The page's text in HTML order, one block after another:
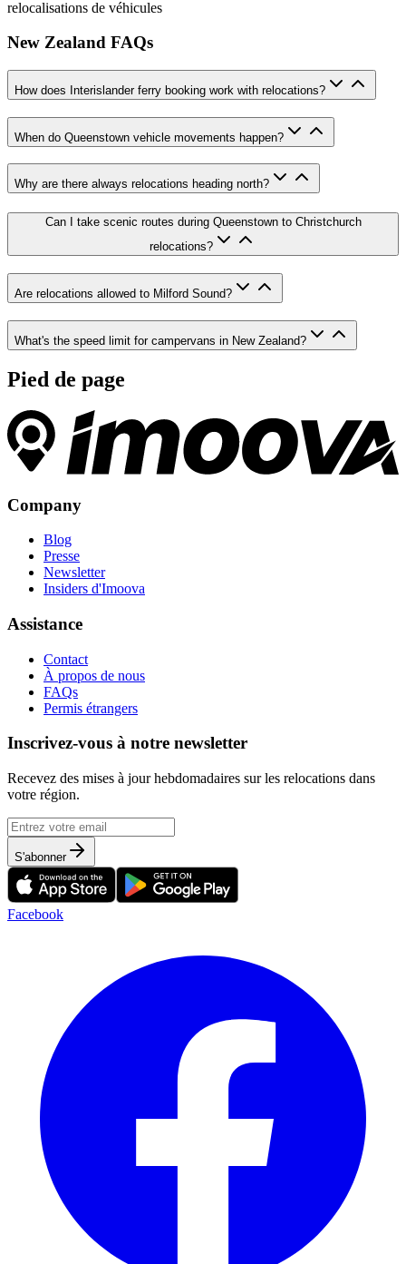
relocalisations de véhicules
New Zealand FAQs
How does Interislander ferry booking work with relocations?
When do Queenstown vehicle movements happen?
Why are there always relocations heading north?
Can I take scenic routes during Queenstown to Christchurch
relocations?
Are relocations allowed to Milford Sound?
What's the speed limit for campervans in New Zealand?
Pied de page
Company
Blog
Presse
Newsletter
Insiders d'Imoova
Assistance
Contact
À propos de nous
FAQs
Permis étrangers
Inscrivez-vous à notre newsletter
Recevez des mises à jour hebdomadaires sur les relocations dans
votre région.
S'abonner
Facebook